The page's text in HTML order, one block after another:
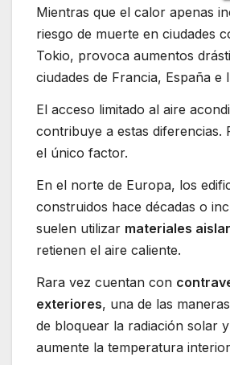
Mientras que el calor apenas
riesgo de muerte en ciudades
Tokio, provoca aumentos
ciudades de Francia, España e
El acceso limitado al aire
contribuye a estas diferencias.
el único factor.
En el norte de Europa, los
construidos hace décadas o
suelen utilizar materiales
retienen el aire caliente.
Rara vez cuentan con
exteriores, una de las
de bloquear la radiación solar
aumente la temperatura